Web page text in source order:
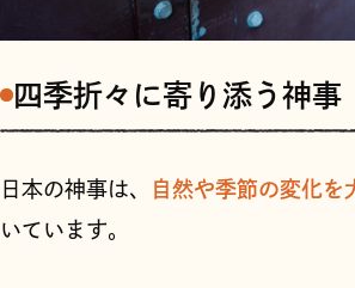
四季折々に寄り添う神事
日本の神事は、 自然や季節の変化を
いています。